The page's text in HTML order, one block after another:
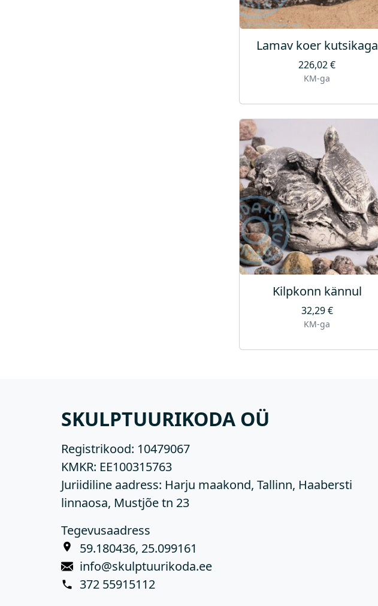
Lamav koer kutsikaga
226,02€
KM-ga
Kilpkonn kännul
32,29€
KM-ga
SKULPTUURIKODA OÜ
Registrikood: 10479067
KMKR: EE100315763
Juriidiline aadress: Harju maakond, Tallinn, Haabersti
linnaosa, Mustjõe tn 23
Tegevusaadress
59.180436, 25.099161
info@skulptuurikoda.ee
372 55915112